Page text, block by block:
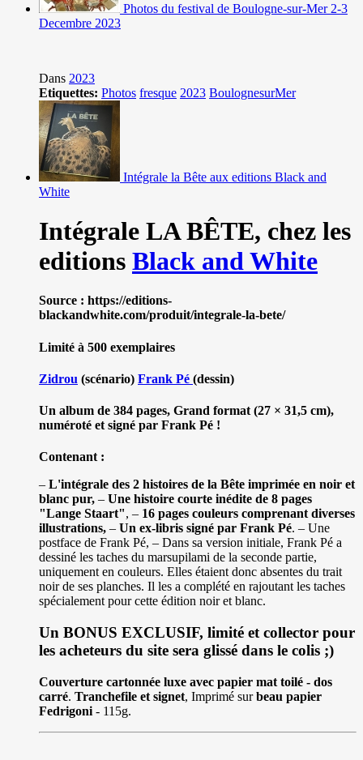
Photos du festival de Boulogne-sur-Mer 2-3
Decembre 2023
Dans 2023
Etiquettes: Photos fresque 2023 BoulognesurMer
Intégrale la Bête aux editions Black and
White
Intégrale LA BÊTE, chez les
editions Black and White
Source : https://editions-
blackandwhite.com/produit/integrale-la-bete/
Limité à 500 exemplaires
Zidrou (scénario) Frank Pé (dessin)
Un album de 384 pages, Grand format (27 × 31,5 cm),
numéroté et signé par Frank Pé !
Contenant :
– L'intégrale des 2 histoires de la Bête imprimée en noir et
blanc pur, – Une histoire courte inédite de 8 pages
"Lange Staart", – 16 pages couleurs comprenant diverses
illustrations, – Un ex-libris signé par Frank Pé. – Une
postface de Frank Pé, – Dans sa version initiale, Frank Pé a
dessiné les taches du marsupilami de la seconde partie,
uniquement en couleurs. Elles étaient donc absentes du trait
noir de ses planches. Il les a complété en rajoutant les taches
spécialement pour cette édition noir et blanc.
Un BONUS EXCLUSIF, limité et collector pour
les acheteurs du site sera glissé dans le colis ;)
Couverture cartonnée luxe avec papier mat toilé - dos
carré. Tranchefile et signet, Imprimé surbeau papier
Fedrigoni - 115g.